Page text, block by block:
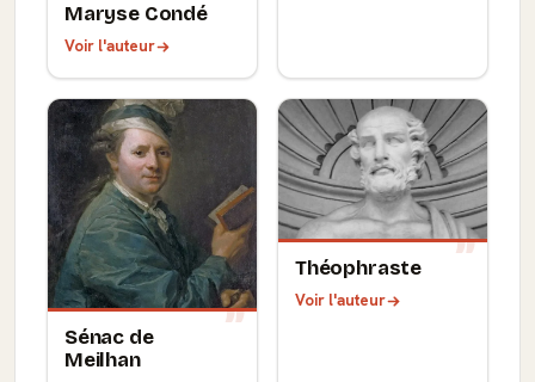
Maryse Condé
Voir l'auteur
Sénac de
Meilhan
Théophraste
Voir l'auteur